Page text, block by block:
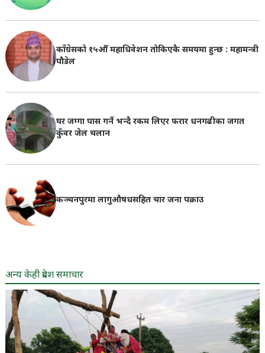
काँग्रेसको १५औँ महाधिवेशन तोकिएकै समयमा हुन्छ : महामन्त्री
पौडेल
घर जग्गा पास गर्ने भन्दै रकम लिएर फरार धनगढीका जगत
कुँवर जेल चलान
कञ्चनपुरमा लागुऔषधसहित चार जना पक्राउ
अन्य केही प्रदेश समाचार